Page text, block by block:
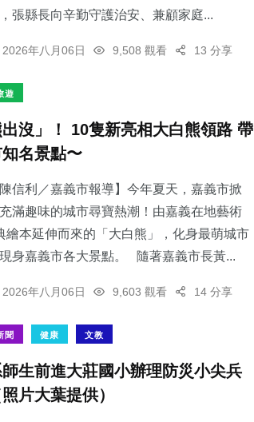
張縣長向辛勤守護治安、兼顧家庭...
2026年八月06日 9,508 觀看 13 分享
遊
沒」！ 10隻新亮相大白熊領路 帶
名景點〜
陳信利／嘉義市報導】今年夏天，嘉義市掀
滿趣味的城市尋寶熱潮！由嘉義在地藝術
繪本延伸而來的「大白熊」，化身最萌城市
身嘉義市各大景點。 隨著嘉義市長黃...
2026年八月06日 9,603 觀看 14 分享
聞 健康 文教
生前進大莊國小辦理防災小尖兵
片大葉提供）